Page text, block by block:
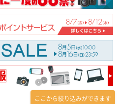
ここから絞り込みができます